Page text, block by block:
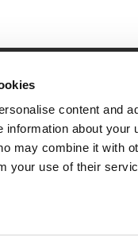
content and
information about
may combine it with
your use of their
Handige links
Missie & visie
Klachtenprocedure
Veelgestelde vragen
Algemene